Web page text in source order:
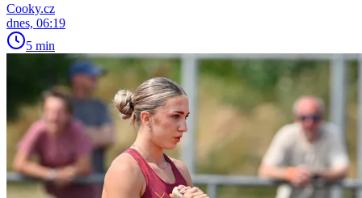
Cooky.cz
dnes, 06:19
5 min